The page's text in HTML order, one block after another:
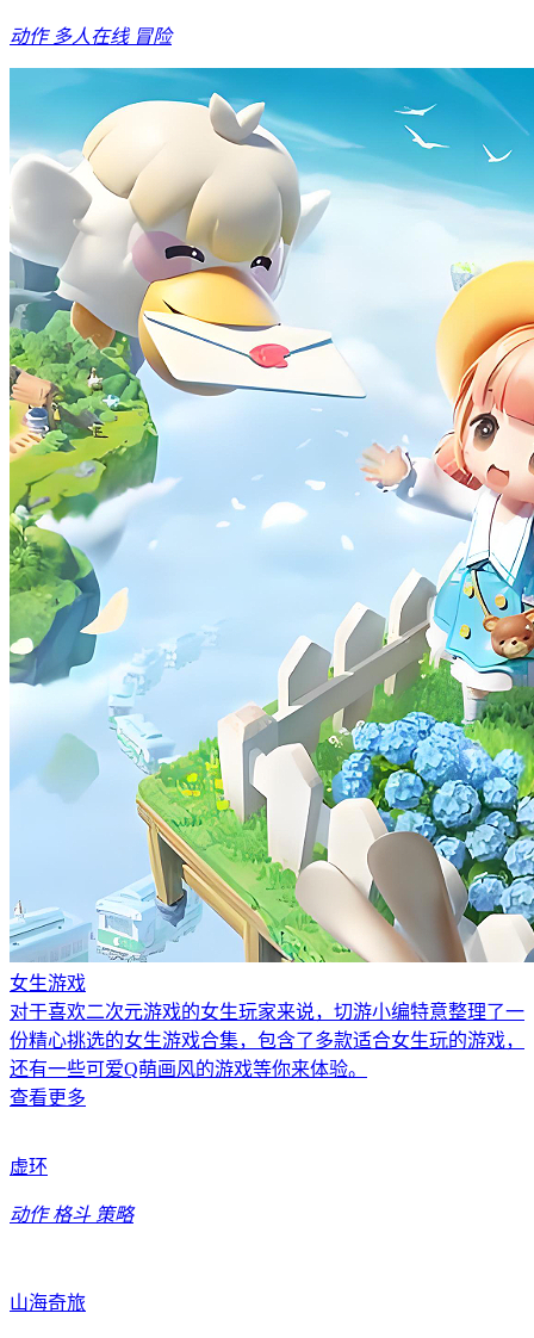
动作 多人在线 冒险
女生游戏
对于喜欢二次元游戏的女生玩家来说，切游小编特意整理了一
份精心挑选的女生游戏合集，包含了多款适合女生玩的游戏，
还有一些可爱Q萌画风的游戏等你来体验。
查看更多
虚环
动作 格斗 策略
山海奇旅